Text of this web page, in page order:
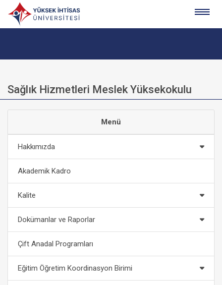
Sağlık Hizmetleri Meslek Yüksekokulu
Menü
Hakkımızda
Akademik Kadro
Kalite
Dokümanlar ve Raporlar
Çift Anadal Programları
Eğitim Öğretim Koordinasyon Birimi